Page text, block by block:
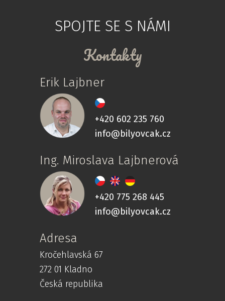
SPOJTE SE S NÁMI
Kontakty
Erik Lajbner
+420 602 235 760
info@bilyovcak.cz
Ing. Miroslava Lajbnerová
+420 775 268 445
info@bilyovcak.cz
Adresa
Kročehlavská 67
272 01 Kladno
Česká republika